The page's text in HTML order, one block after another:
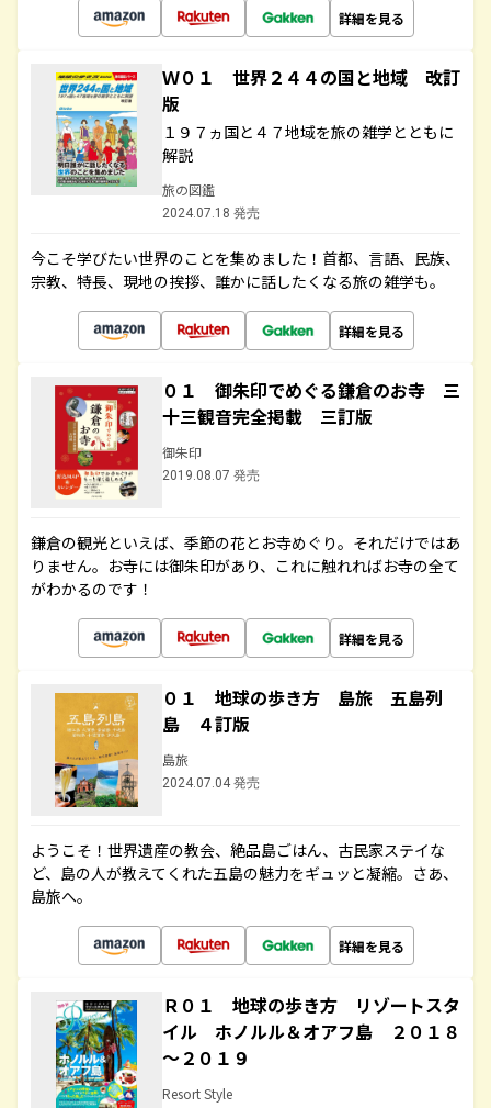
詳細を見る
Ｗ０１ 世界２４４の国と地域 改訂
版
１９７ヵ国と４７地域を旅の雑学とともに
解説
旅の図鑑
2024.07.18 発売
今こそ学びたい世界のことを集めました！首都、言語、民族、
宗教、特長、現地の挨拶、誰かに話したくなる旅の雑学も。
詳細を見る
０１ 御朱印でめぐる鎌倉のお寺 三
十三観音完全掲載 三訂版
御朱印
2019.08.07 発売
鎌倉の観光といえば、季節の花とお寺めぐり。それだけではあ
りません。お寺には御朱印があり、これに触れればお寺の全て
がわかるのです！
詳細を見る
０１ 地球の歩き方 島旅 五島列
島 ４訂版
島旅
2024.07.04 発売
ようこそ！世界遺産の教会、絶品島ごはん、古民家ステイな
ど、島の人が教えてくれた五島の魅力をギュッと凝縮。さあ、
島旅へ。
詳細を見る
Ｒ０１ 地球の歩き方 リゾートスタ
イル ホノルル＆オアフ島 ２０１８
～２０１９
Resort Style